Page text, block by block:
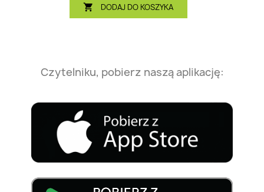
 DODAJ DO KOSZYKA
Czytelniku, pobierz naszą aplikację: